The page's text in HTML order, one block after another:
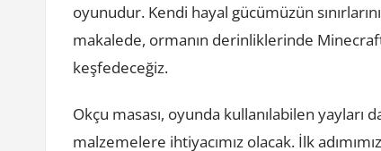
oyunudur. Kendi hayal gücümüzün
makalede, ormanın derinliklerinde
keşfedeceğiz.
Okçu masası, oyunda kullanılabilen yayları
malzemelere ihtiyacımız olacak. İlk